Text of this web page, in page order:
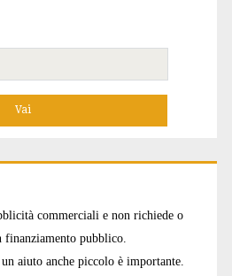
commerciali e non richiede o
finanziamento pubblico.
aiuto anche piccolo è importante.